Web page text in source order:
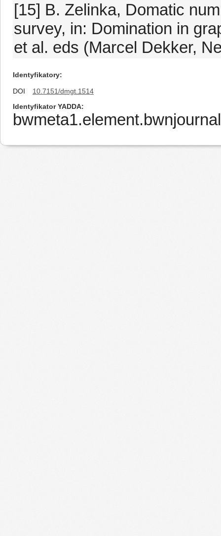
[15] B. Zelinka, Domatic
survey, in: Domination in
et al. eds (Marcel Dekker,
Identyfikatory
DOI
10.7151/dmgt.1514
Identyfikator YADDA